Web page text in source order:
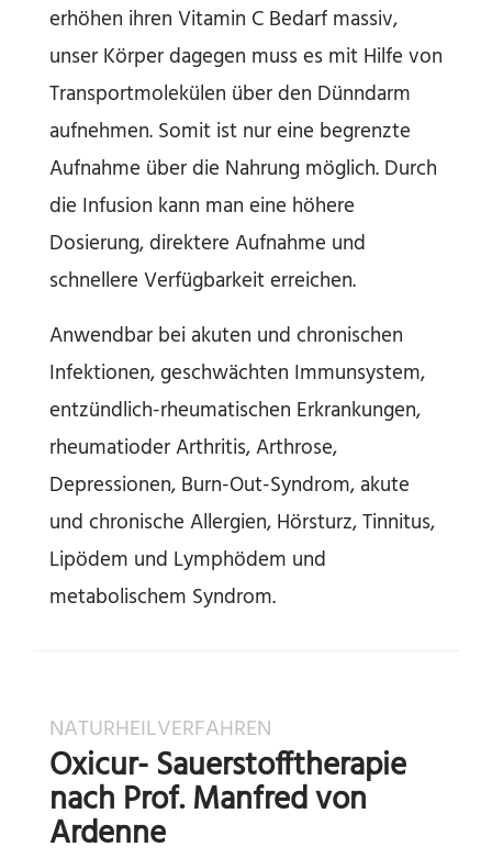
erhöhen ihren Vitamin C Bedarf massiv,
unser Körper dagegen muss es mit Hilfe von
Transportmolekülen über den Dünndarm
aufnehmen. Somit ist nur eine begrenzte
Aufnahme über die Nahrung möglich. Durch
die Infusion kann man eine höhere
Dosierung, direktere Aufnahme und
schnellere Verfügbarkeit erreichen.
Anwendbar bei akuten und chronischen
Infektionen, geschwächten Immunsystem,
entzündlich-rheumatischen Erkrankungen,
rheumatioder Arthritis, Arthrose,
Depressionen, Burn-Out-Syndrom, akute
und chronische Allergien, Hörsturz, Tinnitus,
Lipödem und Lymphödem und
metabolischem Syndrom.
NATURHEILVERFAHREN
Oxicur- Sauerstofftherapie
nach Prof. Manfred von
Ardenne